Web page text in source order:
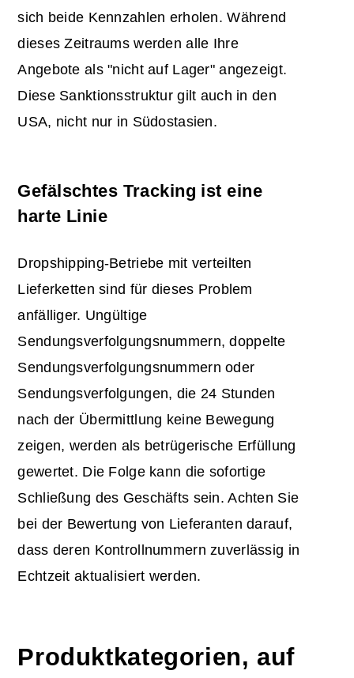
sich beide Kennzahlen erholen. Während
dieses Zeitraums werden alle Ihre
Angebote als "nicht auf Lager" angezeigt.
Diese Sanktionsstruktur gilt auch in den
USA, nicht nur in Südostasien.
Gefälschtes Tracking ist eine
harte Linie
Dropshipping-Betriebe mit verteilten
Lieferketten sind für dieses Problem
anfälliger. Ungültige
Sendungsverfolgungsnummern, doppelte
Sendungsverfolgungsnummern oder
Sendungsverfolgungen, die 24 Stunden
nach der Übermittlung keine Bewegung
zeigen, werden als betrügerische Erfüllung
gewertet. Die Folge kann die sofortige
Schließung des Geschäfts sein. Achten Sie
bei der Bewertung von Lieferanten darauf,
dass deren Kontrollnummern zuverlässig in
Echtzeit aktualisiert werden.
Produktkategorien, auf